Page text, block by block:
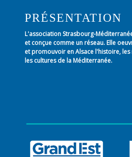
PRÉSENTATION
L'association Strasbourg-
et conçue comme un réseau. Elle
et promouvoir en Alsace l'histoire,
les cultures de la Méditerranée.